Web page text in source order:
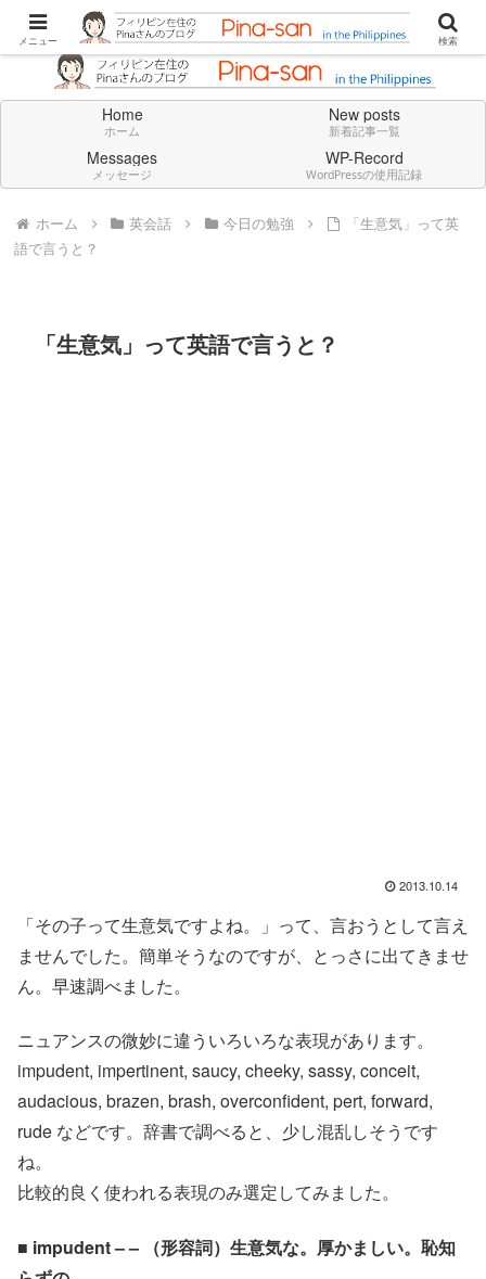
Don't think deeply. Feel always in English.
Home
ホーム
New posts
新着記事一覧
Messages
メッセージ
WP-Record
WordPressの使用記録
ホーム 英会話 今日の勉強
「生意気」って英
語で言うと？
「生意気」って英語で言うと？
2013.10.14
「その子って生意気ですよね。」って、言おうとして言え
ませんでした。簡単そうなのですが、とっさに出てきませ
ん。早速調べました。
ニュアンスの微妙に違ういろいろな表現があります。
impudent, impertinent, saucy, cheeky, sassy, conceit,
audacious, brazen, brash, overconfident, pert, forward,
rude などです。辞書で調べると、少し混乱しそうです
ね。
比較的良く使われる表現のみ選定してみました。
■ impudent – – （形容詞）生意気な。厚かましい。恥知
メニュー 検索